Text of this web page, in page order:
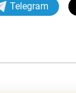
Telegram